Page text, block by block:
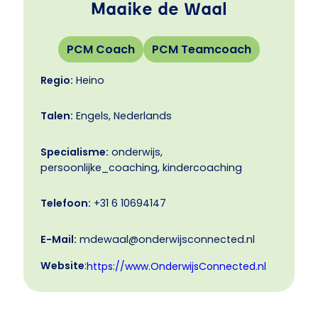
Maaike de Waal
PCM Coach PCM Teamcoach
Regio: Heino
Talen: Engels, Nederlands
Specialisme: onderwijs,
persoonlijke_coaching, kindercoaching
Telefoon: +31 6 10694147
E-Mail: mdewaal@onderwijsconnected.nl
Website:https://www.OnderwijsConnected.nl